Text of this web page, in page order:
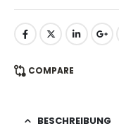
COMPARE
BESCHREIBUNG